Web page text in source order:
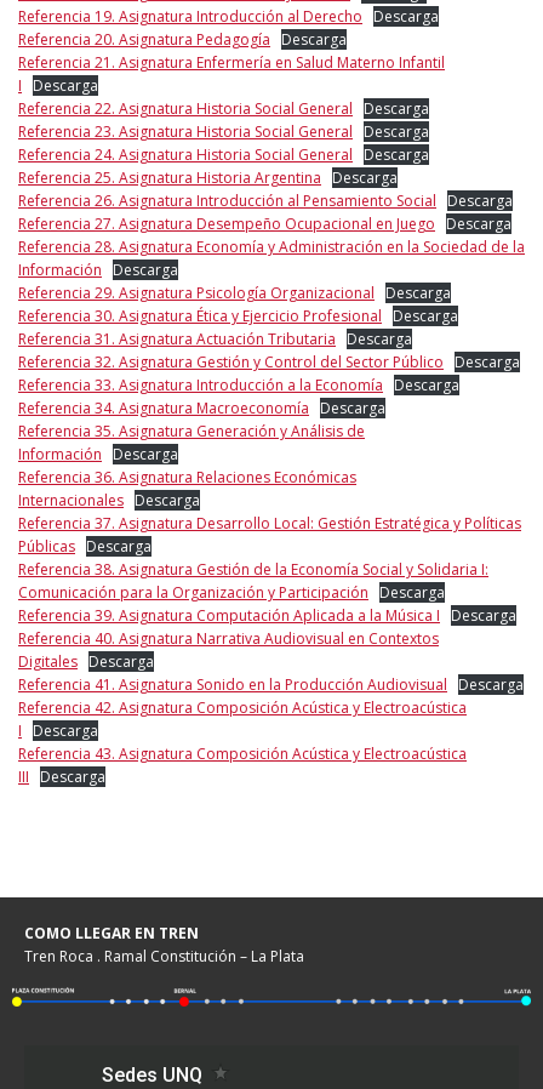
Referencia 19. Asignatura Introducción al Derecho
Descarga
Referencia 20. Asignatura Pedagogía
Descarga
Referencia 21. Asignatura Enfermería en Salud Materno Infantil
I
Descarga
Referencia 22. Asignatura Historia Social General
Descarga
Referencia 23. Asignatura Historia Social General
Descarga
Referencia 24. Asignatura Historia Social General
Descarga
Referencia 25. Asignatura Historia Argentina
Descarga
Referencia 26. Asignatura Introducción al Pensamiento Social
Descarga
Referencia 27. Asignatura Desempeño Ocupacional en Juego
Descarga
Referencia 28. Asignatura Economía y Administración en la Sociedad de la
Información
Descarga
Referencia 29. Asignatura Psicología Organizacional
Descarga
Referencia 30. Asignatura Ética y Ejercicio Profesional
Descarga
Referencia 31. Asignatura Actuación Tributaria
Descarga
Referencia 32. Asignatura Gestión y Control del Sector Público
Descarga
Referencia 33. Asignatura Introducción a la Economía
Descarga
Referencia 34. Asignatura Macroeconomía
Descarga
Referencia 35. Asignatura Generación y Análisis de
Información
Descarga
Referencia 36. Asignatura Relaciones Económicas
Internacionales Descarga
Referencia 37. Asignatura Desarrollo Local: Gestión Estratégica y Políticas
Públicas Descarga
Referencia 38. Asignatura Gestión de la Economía Social y Solidaria I:
Comunicación para la Organización y Participación
Descarga
Referencia 39. Asignatura Computación Aplicada a la Música I
Descarga
Referencia 40. Asignatura Narrativa Audiovisual en Contextos
Digitales Descarga
Referencia 41. Asignatura Sonido en la Producción Audiovisual
Descarga
Referencia 42. Asignatura Composición Acústica y Electroacústica
I
Descarga
Referencia 43. Asignatura Composición Acústica y Electroacústica
III
Descarga
COMO LLEGAR EN TREN
Tren Roca . Ramal Constitución – La Plata